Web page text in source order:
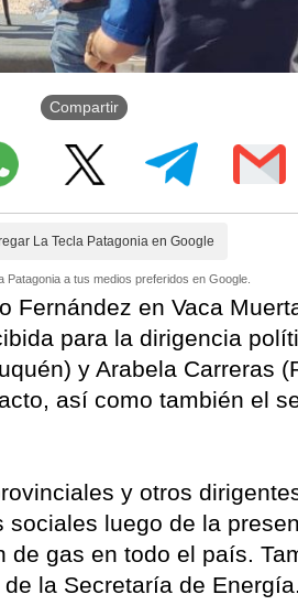
Compartir
La Tecla Patagonia en Google
Patagonia a tus medios preferidos en Google.
Fernández en Vaca
para la dirigencia
y Arabela Carreras
así como también el
y otros
luego de la
gas en todo el país.
la Secretaría de Energía.